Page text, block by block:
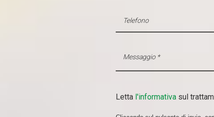
Letta l'informativa sul